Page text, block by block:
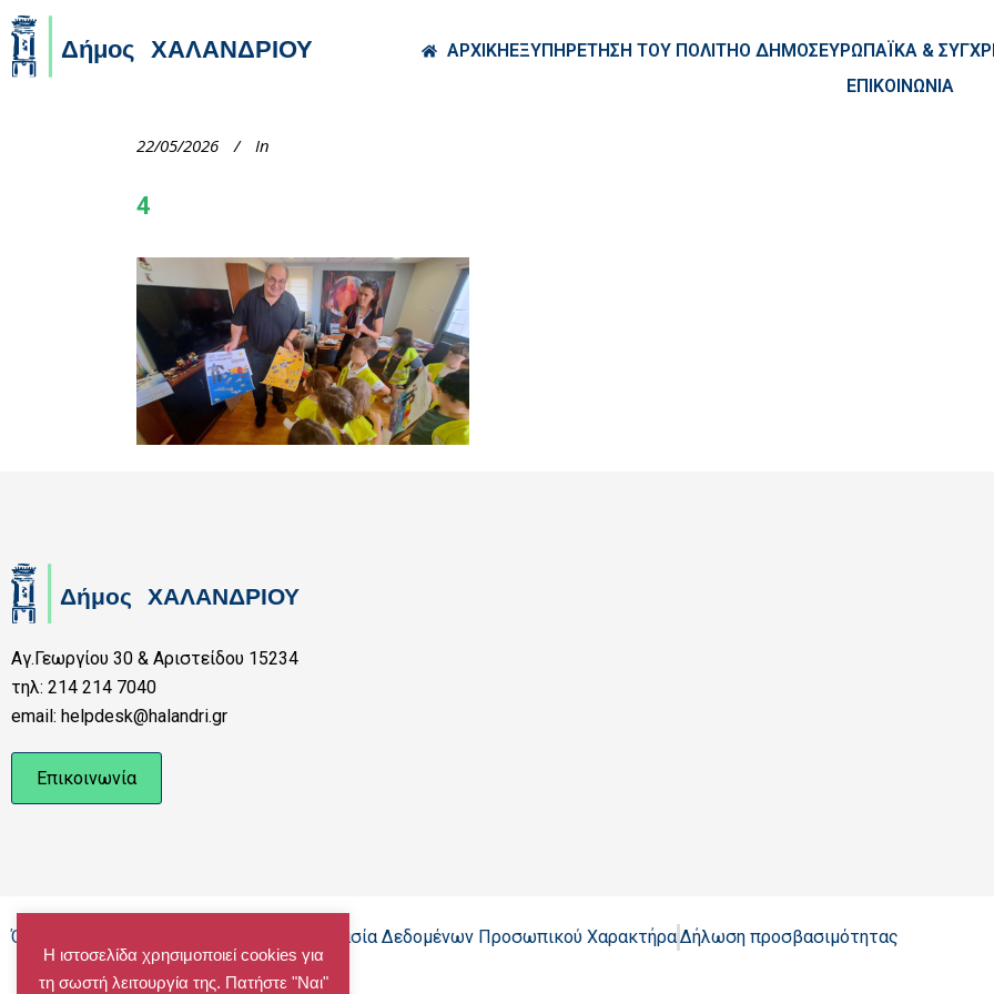
ΑΡΧΙΚΗΕΞΥΠΗΡΕΤΗΣΗ ΤΟΥ ΠΟΛΙΤΗΟ ΔΗΜΟΣΕΥΡΩΠΑΪΚΑ &
ΕΠΙΚΟΙΝΩΝΙΑ
22/05/2026 In
4
Αγ.Γεωργίου 30 & Αριστείδου 15234
τηλ: 214 214 7040
email: helpdesk@halandri.gr
Επικοινωνία
Όροι Χρήσης - Πολιτική Cookies - Προστασία Δεδομένων Προσωπικού ΧαρακτήραΔήλωση προσβασιμότητας
Η ιστοσελίδα χρησιμοποιεί cookies για
τη σωστή λειτουργία της. Πατήστε "Ναι"